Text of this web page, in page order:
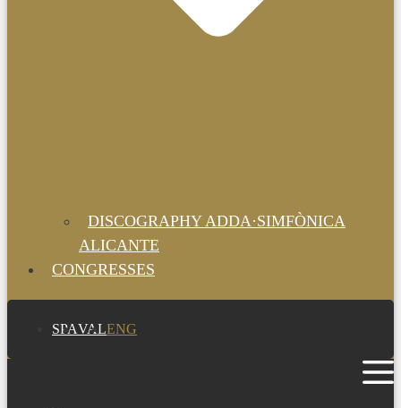
DISCOGRAPHY ADDA·SIMFÒNICA
ALICANTE
CONGRESSES
SPAVALENG